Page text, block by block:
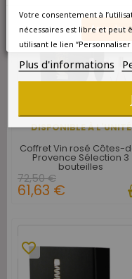
Annuler
-15%
DISPONIBLE À L'UNITÉ
favorite_border
Coffret Vin rosé Côtes-
Provence Sélection 3
bouteilles
72,50 €
61,63 €
favorite_border
Votre consentement à
nécessaires est libre et
utilisant le lien
Plus d'informations